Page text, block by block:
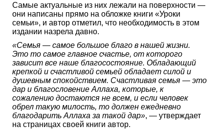
Самые актуальные из них лежали на поверхности —
они написаны прямо на обложке книги «Уроки
семьи», и автор отметил, что необходимость в этом
издании назрела давно.
«Семья — самое большое благо в нашей жизни.
Это то самое главное счастье, от которого
зависит все наше благосостояние. Обладающий
крепкой и счастливой семьей обладает силой и
душевным спокойствием. Счастливая семья — это
дар и благословение Аллаха, которые, к
сожалению достаются не всем, и если человек
обрел такую милость, то должен ежедневно
благодарить Аллаха за такой дар», — утверждает
на страницах своей книги автор.